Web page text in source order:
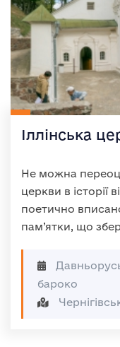
Іллінська
Не можна
церкви в історії
поетично
пам’ятки, що
бароко